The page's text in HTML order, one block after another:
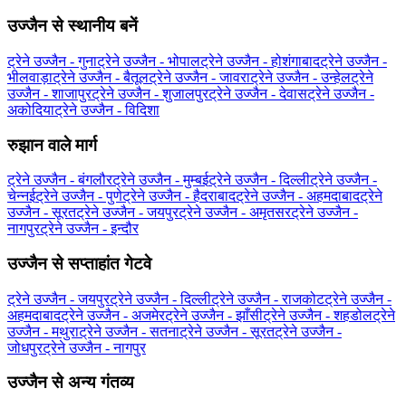
उज्जैन से स्थानीय बनें
ट्रेने उज्जैन - गुनाट्रेने उज्जैन - भोपालट्रेने उज्जैन - होशंगाबादट्रेने उज्जैन -
भीलवाड़ाट्रेने उज्जैन - बैतूलट्रेने उज्जैन - जावराट्रेने उज्जैन - उन्हेलट्रेने
उज्जैन - शाजापुरट्रेने उज्जैन - शुजालपुरट्रेने उज्जैन - देवासट्रेने उज्जैन -
अकोदियाट्रेने उज्जैन - विदिशा
रुझान वाले मार्ग
ट्रेने उज्जैन - बंगलौरट्रेने उज्जैन - मुम्बईट्रेने उज्जैन - दिल्लीट्रेने उज्जैन -
चेन्नईट्रेने उज्जैन - पुणेट्रेने उज्जैन - हैदराबादट्रेने उज्जैन - अहमदाबादट्रेने
उज्जैन - सूरतट्रेने उज्जैन - जयपुरट्रेने उज्जैन - अमृतसरट्रेने उज्जैन -
नागपुरट्रेने उज्जैन - इन्दौर
उज्जैन से सप्ताहांत गेटवे
ट्रेने उज्जैन - जयपुरट्रेने उज्जैन - दिल्लीट्रेने उज्जैन - राजकोटट्रेने उज्जैन -
अहमदाबादट्रेने उज्जैन - अजमेरट्रेने उज्जैन - झाँसीट्रेने उज्जैन - शहडोलट्रेने
उज्जैन - मथुराट्रेने उज्जैन - सतनाट्रेने उज्जैन - सूरतट्रेने उज्जैन -
जोधपुरट्रेने उज्जैन - नागपुर
उज्जैन से अन्य गंतव्य